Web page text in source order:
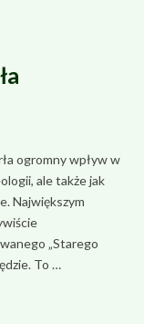
ogromny wpływ w
ale także jak
Największym
„Starego
To …